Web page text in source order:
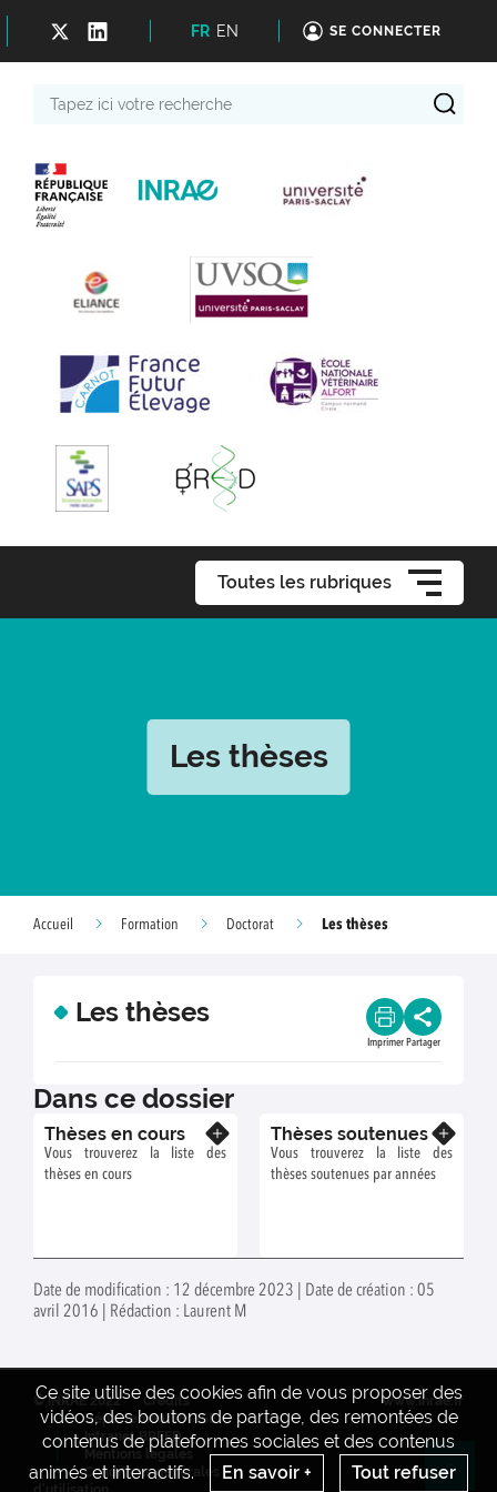
FR EN SE CONNECTER
Toutes les rubriques
Les thèses
Accueil Formation Doctorat Les thèses
Les thèses
Imprimer Partager
Dans ce dossier
Thèses en cours
Vous trouverez la liste des
thèses en cours
Thèses soutenues
Vous trouverez la liste des
thèses soutenues par années
Date de modification : 12 décembre 2023 | Date de création : 05
avril 2016 | Rédaction : Laurent M
Ce site utilise des cookies afin de vous proposer des
vidéos, des boutons de partage, des remontées de
contenus de plateformes sociales et des contenus
animés et interactifs.
En savoir + Tout refuser
© INRAE 2022
Crédits
Département PHASE
Intranet BREED
Mentions legales
Conditions générales
www.inrae.fr